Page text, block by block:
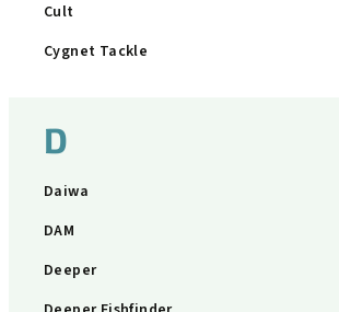
Cult
Cygnet Tackle
D
Daiwa
DAM
Deeper